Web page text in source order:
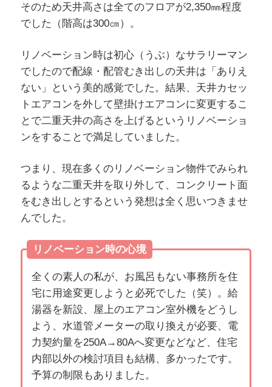
そのため天井高さは全てのフロアが2,350㎜程度
でした（階高は300㎝）。
リノベーション時は初心（うぶ）なサラリーマン
でしたので配線・配管むき出しの天井は「ありえ
ない」という美的感覚でした。結果、天井カセッ
トエアコンを外して壁掛けエアコンに変更するこ
とで二重天井の高さを上げるというリノベーショ
ンをすることで満足していました。
つまり、現在多くのリノベーション物件でみられ
るような二重天井を取り外して、コンクリート面
をむき出しとするという発想は全く思いつきませ
んでした。
リノベーション時の心境
全くの素人の私が、お風呂もない事務所を住
宅に用途変更しようと必死でした（笑）。給
湯器を新設、屋上のエアコン室外機をどうし
よう、水道管メーターの取り換えが必要、電
力契約量を250A→80Aへ変更などなど、住宅
内部以外の検討項目も結構、多かったです。
予算の制限もありました。